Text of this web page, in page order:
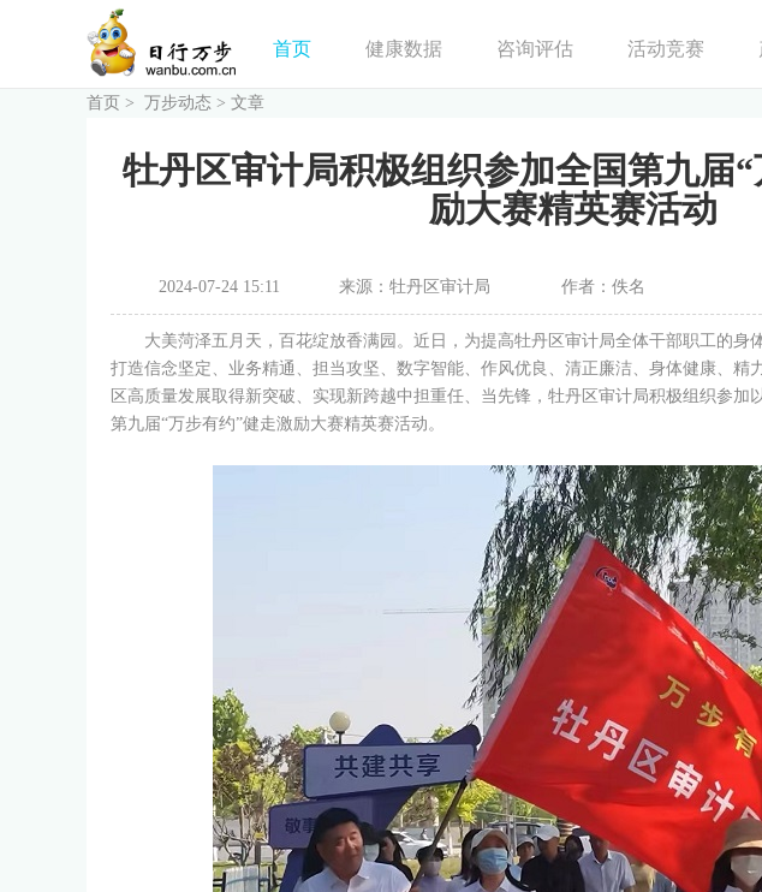
首页 健康数据 咨询评估 活动竞赛
首页 > 万步动态 > 文章
牡丹区审计局积极组织参加全国第九届
励大赛精英赛活动
2024-07-24 15:11 来源：牡丹区审计局 作者：佚名
大美菏泽五月天，百花绽放香满园。近日，为提高牡丹区审计局全体干部职工的身
打造信念坚定、业务精通、担当攻坚、数字智能、作风优良、清正廉洁、身体健康、精
区高质量发展取得新突破、实现新跨越中担重任、当先锋，牡丹区审计局积极组织参加
第九届“万步有约”健走激励大赛精英赛活动。